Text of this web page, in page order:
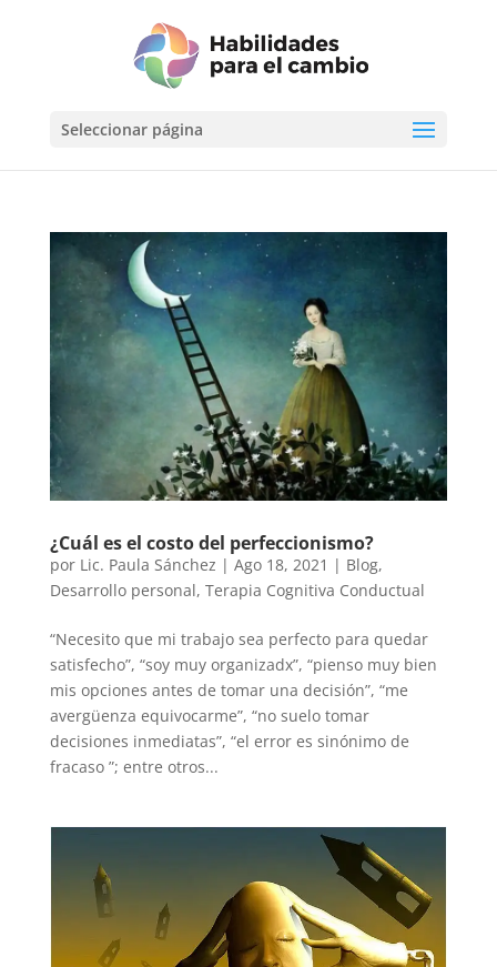
Seleccionar página
¿Cuál es el costo del perfeccionismo?
por Lic. Paula Sánchez | Ago 18, 2021 | Blog,
Desarrollo personal, Terapia Cognitiva Conductual
“Necesito que mi trabajo sea perfecto para quedar
satisfecho”, “soy muy organizadx”, “pienso muy bien
mis opciones antes de tomar una decisión”, “me
avergüenza equivocarme”, “no suelo tomar
decisiones inmediatas”, “el error es sinónimo de
fracaso ”; entre otros...